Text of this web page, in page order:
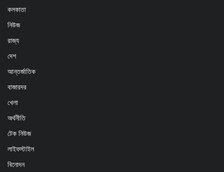
কলকাতা
নিউজ
রাজ্য
দেশ
আন্তর্জাতিক
বাজারদর
খেলা
অর্থনীতি
টেক নিউজ
লাইফস্টাইল
বিনোদন